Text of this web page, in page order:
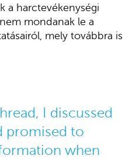
a harctevékenységi
mondanak le a
mely továbbra is
I discussed
promised to
when